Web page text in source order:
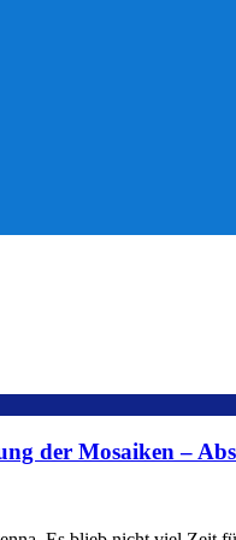
der Mosaiken –